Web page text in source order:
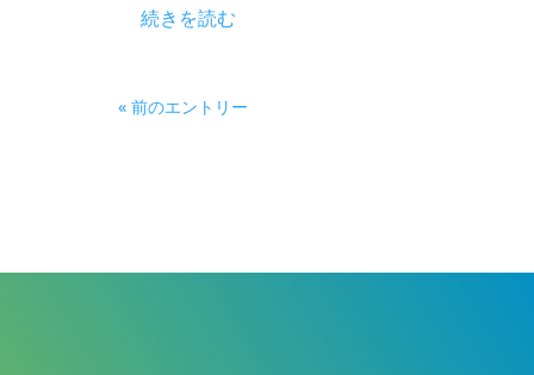
続きを読む
« 前のエントリー